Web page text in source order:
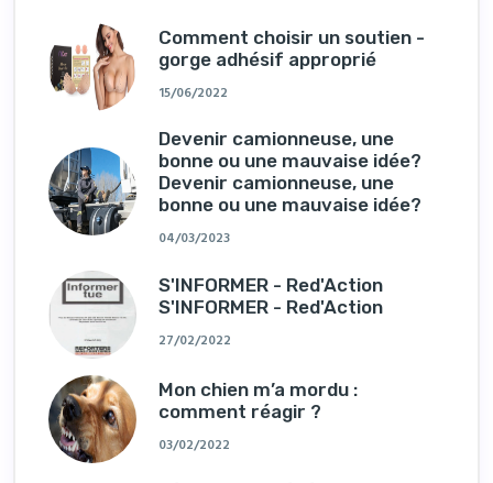
Comment choisir un soutien -
gorge adhésif approprié
15/06/2022
Devenir camionneuse, une
bonne ou une mauvaise idée?
Devenir camionneuse, une
bonne ou une mauvaise idée?
04/03/2023
S'INFORMER - Red'Action
S'INFORMER - Red'Action
27/02/2022
Mon chien m’a mordu :
comment réagir ?
03/02/2022